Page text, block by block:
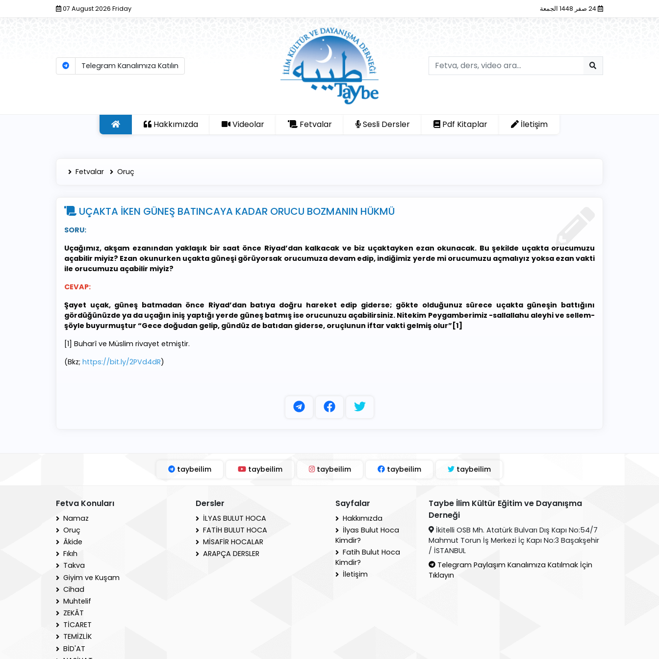
07 August 2026 Friday 24 صفر 1448 الجمعة
Telegram Kanalımıza Katılın
Hakkımızda Videolar Fetvalar Sesli Dersler Pdf Kitaplar İletişim
Fetvalar Oruç
UÇAKTA İKEN GÜNEŞ BATINCAYA KADAR ORUCU BOZMANIN HÜKMÜ
SORU:
Uçağımız, akşam ezanından yaklaşık bir saat önce Riyad’dan kalkacak ve biz uçaktayken ezan okunacak. Bu şekilde uçakta orucumuzu
açabilir miyiz? Ezan okunurken uçakta güneşi görüyorsak orucumuza devam edip, indiğimiz yerde mi orucumuzu açmalıyız yoksa ezan vakti
ile orucumuzu açabilir miyiz?
CEVAP:
Şayet uçak, güneş batmadan önce Riyad’dan batıya doğru hareket edip giderse; gökte olduğunuz sürece uçakta güneşin battığını
gördüğünüzde ya da uçağın iniş yaptığı yerde güneş batmış ise orucunuzu açabilirsiniz. Nitekim Peygamberimiz -sallallahu aleyhi ve sellem-
şöyle buyurmuştur “Gece doğudan gelip, gündüz de batıdan giderse, oruçlunun iftar vakti gelmiş olur”[1]
[1] Buharî ve Müslim rivayet etmiştir.
(Bkz; https://bit.ly/2PVd4dR)
taybeilim taybeilim taybeilim taybeilim taybeilim
Fetva Konuları
Namaz
Oruç
Âkide
Fıkıh
Takva
Giyim ve Kuşam
Cihad
Muhtelif
ZEKÂT
TİCARET
TEMİZLİK
BİD'AT
Dersler
İLYAS BULUT HOCA
FATİH BULUT HOCA
MİSAFİR HOCALAR
ARAPÇA DERSLER
Sayfalar
Hakkımızda
İlyas Bulut Hoca
Kimdir?
Fatih Bulut Hoca
Kimdir?
İletişim
Taybe İlim Kültür Eğitim ve Dayanışma
Derneği
İkitelli OSB Mh. Atatürk Bulvarı Dış Kapı No:54/7
Mahmut Torun İş Merkezi İç Kapı No:3 Başakşehir
/ İSTANBUL
Telegram Paylaşım Kanalımıza Katılmak İçin
Tıklayın